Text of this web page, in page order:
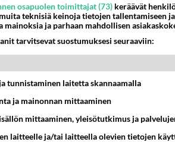
voita reilusti, persut kumoavat
Maailman menoa
Ikävä
osapuolen toimittajat (73) keräävät
teknisiä keinoja tietojen tallentamiseen
ja parhaan mahdollisen
tarvitsevat suostumuksesi seuraaviin:
tunnistaminen laitetta skannaamalla
ja mainonnan mittaaminen
mittaaminen, yleisötutkimus ja
laitteelle ja/tai laitteella olevien tietojen